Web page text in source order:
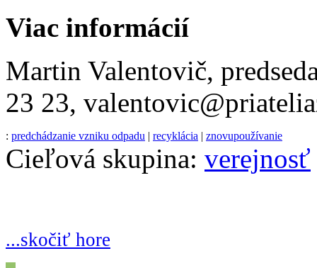
Viac informácií
Martin Valentovič,
23 23,
: predchádzanie vzniku odpadu | recyklácia | znovupoužívanie
Cieľová skupina: verejnosť
...skočiť hore